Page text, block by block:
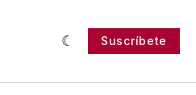
Suscríbete